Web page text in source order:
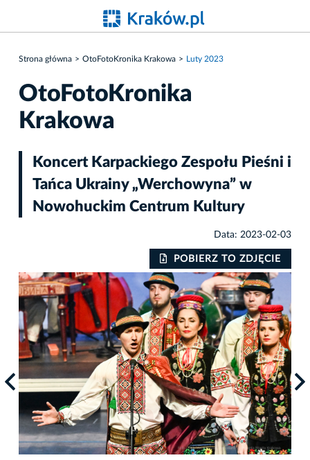
Strona główna OtoFotoKronika Krakowa Luty 2023
OtoFotoKronika
Krakowa
Koncert Karpackiego Zespołu Pieśni i
Tańca Ukrainy „Werchowyna” w
Nowohuckim Centrum Kultury
Data: 2023-02-03
POBIERZ TO ZDJĘCIE